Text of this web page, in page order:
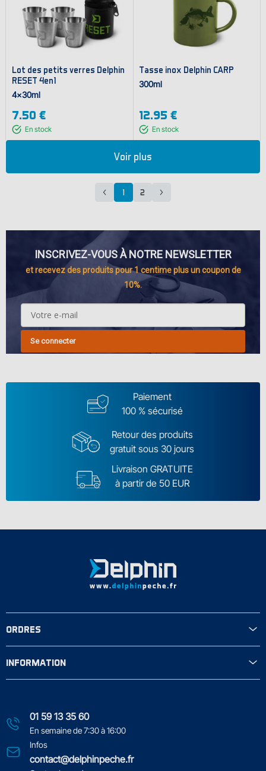
Lot des petits verres Delphin
RESET 4en1
4x30ml
7.50 €
En stock
Tasse inox Delphin CARP
300ml
12.95 €
En stock
Voir plus
Page
1 2
Page
INSCRIVEZ-VOUS À NOTRE NEWSLETTER
et recevez des produits pour 1 centime plus un coupon de
10%.
Se connecter
Paiement
100 % sécurisé
Retour des produits
gratuit sous 30 jours
Livraison GRATUITE
à partir de 50 EUR
01 59 13 35 60
En semaine de 7:30 à 16:00
Infos
contact@delphinpeche.fr
ORDRES
INFORMATION